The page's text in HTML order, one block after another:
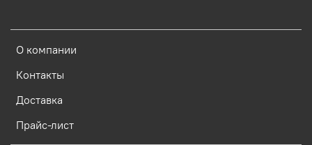
О компании
Контакты
Доставка
Прайс-лист